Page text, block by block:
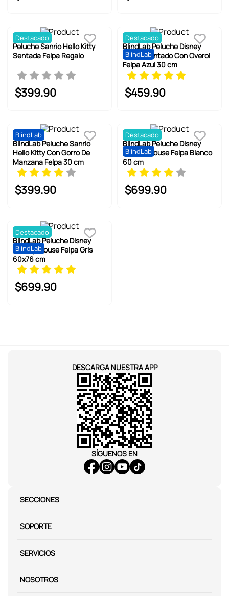
Destacado
Peluche Sanrio Hello Kitty
Sentada Felpa Regalo
$399.90
Destacado
BlindLab
BlindLab Peluche Disney
Stitch Sentado Con Overol
Felpa Azul 30 cm
$459.90
BlindLab
BlindLab Peluche Sanrio
Hello Kitty Con Gorro De
Manzana Felpa 30 cm
$399.90
Destacado
BlindLab
BlindLab Peluche Disney
Mickey Mouse Felpa Blanco
60 cm
$699.90
Destacado
BlindLab
BlindLab Peluche Disney
Mickey Mouse Felpa Gris
60x76 cm
$699.90
DESCARGA NUESTRA APP
SÍGUENOS EN
SECCIONES
SOPORTE
SERVICIOS
NOSOTROS